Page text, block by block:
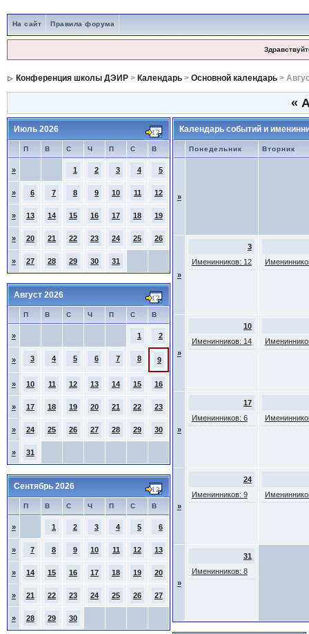
На сайт Правила форума
Конференция школы ДЭИР> Календарь> Основной календарь>
«
Июль 2026
П В С Ч П С В
» 1 2 3 4 5
» 6 7 8 9 10 11 12
» 13 14 15 16 17 18 19
» 20 21 22 23 24 25 26
» 27 28 29 30 31
Август 2026
П В С Ч П С В
» 1 2
» 3 4 5 6 7 8 9
» 10 11 12 13 14 15 16
» 17 18 19 20 21 22 23
» 24 25 26 27 28 29 30
» 31
Сентябрь 2026
П В С Ч П С В
» 1 2 3 4 5 6
» 7 8 9 10 11 12 13
» 14 15 16 17 18 19 20
» 21 22 23 24 25 26 27
» 28 29 30
Календарь событий и
Понедельник Вторник
»
»
3
Именинников: 12
»
10
Именинников: 14
»
17
Именинников: 6
»
24
Именинников: 9
»
31
Именинников: 8